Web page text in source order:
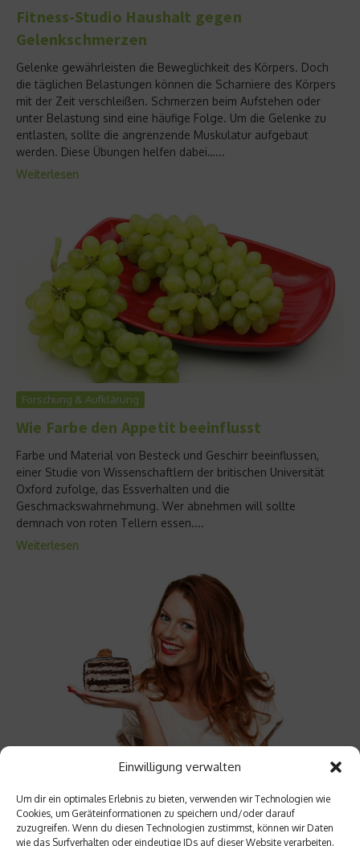
Einwilligung verwalten
Um dir ein optimales Erlebnis zu bieten, verwenden wir Technologien wie
Cookies, um Geräteinformationen zu speichern und/oder darauf
zuzugreifen. Wenn du diesen Technologien zustimmst, können wir Daten
wie das Surfverhalten oder eindeutige IDs auf dieser Website verarbeiten.
Fitness-Studio Haushalt gegen
Gelenkschmerzen
Gelenke gewährleisten die Beweglichkeit des Körpers. Doch
die täglichen Belastungen können die Scharniere des Körpers
mit der Zeit verschleißen. Schmerzen beim Aufstehen oder
unter Belastung sind eine häufige Folge. Um die Gelenke zu
entlasten, sollte die angrenzende Muskulatur aufgebaut
werden. Diese Übungen helfen dabei…...
Weiterlesen
Forschung & Aufklärung
Wie Farbe den Appetit beeinflusst
Farbe und Material von Besteck und Geschirr beeinflussen,
einer Studie von Wissenschaftlern der britischen Universität
Oxford zufolge, das Essverhalten und die
Geschmackswahrnehmung. Wer abnehmen will sollte
demnach von roten Tellern essen....
Weiterlesen
Gesundheitstrends & Statistiken
Deutsche können nicht auf Süßigkeiten
verzichten